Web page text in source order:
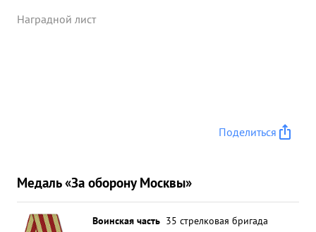
Наградной лист
Поделиться
Медаль «За оборону Москвы»
Воинская часть 35 стрелковая бригада